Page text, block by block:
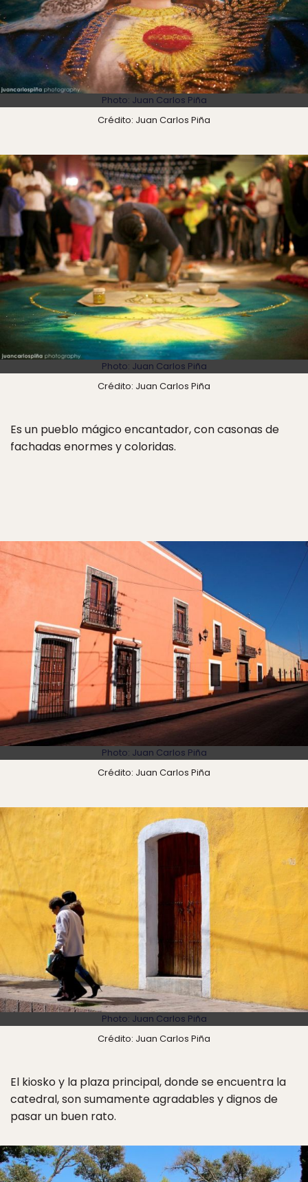
Photo: Juan Carlos Piña
Crédito: Juan Carlos Piña
Photo: Juan Carlos Piña
Crédito: Juan Carlos Piña
Es un pueblo mágico encantador, con casonas de
fachadas enormes y coloridas.
Photo: Juan Carlos Piña
Crédito: Juan Carlos Piña
Photo: Juan Carlos Piña
Crédito: Juan Carlos Piña
El kiosko y la plaza principal, donde se encuentra la
catedral, son sumamente agradables y dignos de
pasar un buen rato.